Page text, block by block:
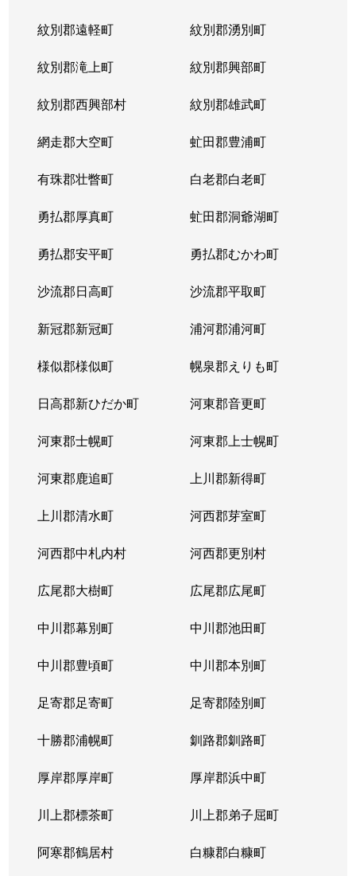
紋別郡遠軽町 紋別郡湧別町
紋別郡滝上町 紋別郡興部町
紋別郡西興部村 紋別郡雄武町
網走郡大空町 虻田郡豊浦町
有珠郡壮瞥町 白老郡白老町
勇払郡厚真町 虻田郡洞爺湖町
勇払郡安平町 勇払郡むかわ町
沙流郡日高町 沙流郡平取町
新冠郡新冠町 浦河郡浦河町
様似郡様似町 幌泉郡えりも町
日高郡新ひだか町 河東郡音更町
河東郡士幌町 河東郡上士幌町
河東郡鹿追町 上川郡新得町
上川郡清水町 河西郡芽室町
河西郡中札内村 河西郡更別村
広尾郡大樹町 広尾郡広尾町
中川郡幕別町 中川郡池田町
中川郡豊頃町 中川郡本別町
足寄郡足寄町 足寄郡陸別町
十勝郡浦幌町 釧路郡釧路町
厚岸郡厚岸町 厚岸郡浜中町
川上郡標茶町 川上郡弟子屈町
阿寒郡鶴居村 白糠郡白糠町